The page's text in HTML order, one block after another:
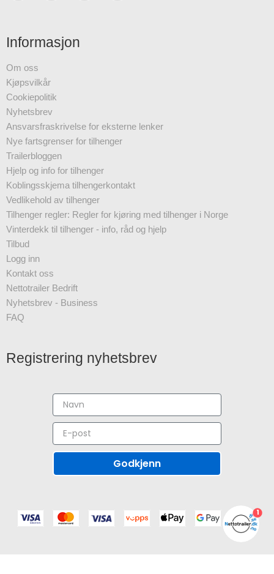
Informasjon
Om oss
Kjøpsvilkår
Cookiepolitik
Nyhetsbrev
Ansvarsfraskrivelse for eksterne lenker
Nye fartsgrenser for tilhenger
Trailerbloggen
Hjelp og info for tilhenger
Koblingsskjema tilhengerkontakt
Vedlikehold av tilhenger
Tilhenger regler: Regler for kjøring med tilhenger i Norge
Vinterdekk til tilhenger - info, råd og hjelp
Tilbud
Logg inn
Kontakt oss
Nettotrailer Bedrift
Nyhetsbrev - Business
FAQ
Registrering nyhetsbrev
Godkjenn
1